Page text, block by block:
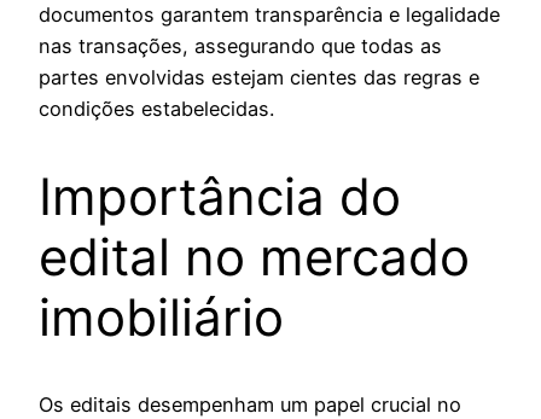
documentos garantem transparência e legalidade
nas transações, assegurando que todas as
partes envolvidas estejam cientes das regras e
condições estabelecidas.
Importância do
edital no mercado
imobiliário
Os editais desempenham um papel crucial no